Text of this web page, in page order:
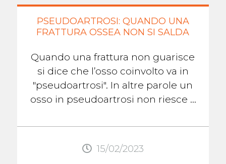
PSEUDOARTROSI: QUANDO UNA
FRATTURA OSSEA NON SI SALDA
Quando una frattura non guarisce
si dice che l’osso coinvolto va in
"pseudoartrosi". In altre parole un
osso in pseudoartrosi non riesce a
...
15/02/2023